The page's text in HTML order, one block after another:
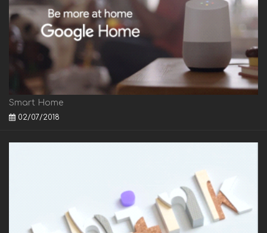
Smart Home
02/07/2018